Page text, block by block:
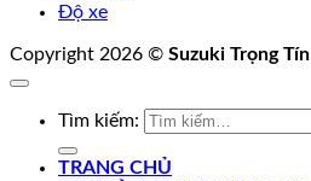
Độ xe
Copyright 2026 © Suzuki Trọng Tín
Tìm kiếm:
TRANG CHỦ